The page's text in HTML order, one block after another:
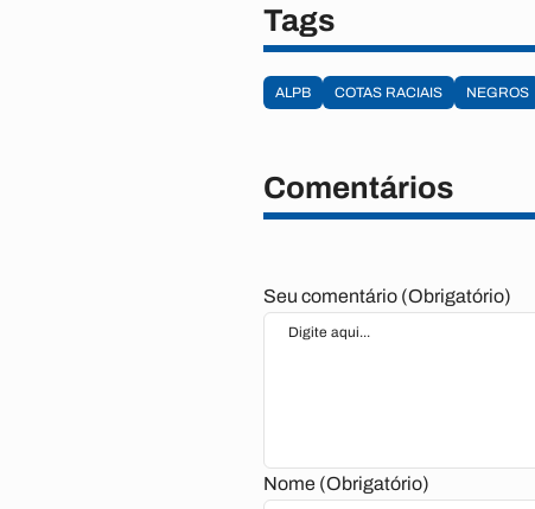
Tags
ALPB COTAS RACIAIS NEGROS
Comentários
Seu comentário (Obrigatório)
Nome (Obrigatório)